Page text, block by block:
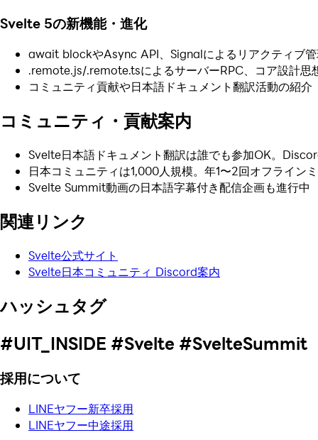
Svelte 5の新機能・進化
await blockやAsync API、Signalによるリアクティブ
.remote.js/.remote.tsによるサーバーRPC、コア設計思
コミュニティ貢献や日本語ドキュメント翻訳活動の紹介
コミュニティ・貢献案内
Svelte日本語ドキュメント翻訳は誰でも参加OK。
日本コミュニティは1,000人規模。年1〜2回オフライン
Svelte Summit動画の日本語字幕付き配信企画も進行中
関連リンク
Svelte公式サイト
Svelte日本コミュニティ Discord案内
ハッシュタグ
#UIT_INSIDE #Svelte #SvelteSummit
採用について
LINEヤフー新卒採用
LINEヤフー中途採用